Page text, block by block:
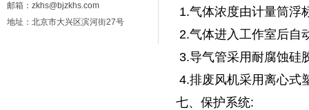
邮箱：zkhs@bjzkhs.com
地址：北京市大兴区滨河街27号
1.气体浓度由计量筒浮
2.气体进入工作室后自
3.导气管采用耐腐蚀硅
4.排废风机采用离心式
七、保护系统: